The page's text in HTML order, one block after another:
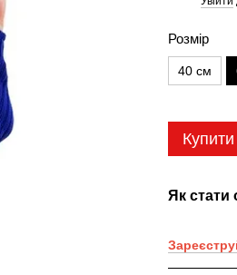
Розмір
40 см
Купити
Як стати